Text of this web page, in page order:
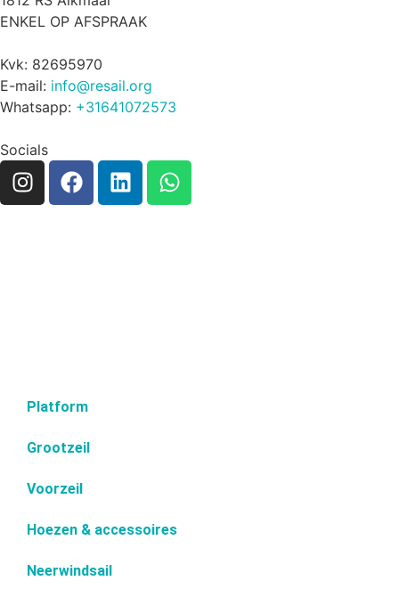
ENKEL OP AFSPRAAK
Kvk: 82695970
E-mail: info@resail.org
Whatsapp: +31641072573
Socials
Platform
Grootzeil
Voorzeil
Hoezen & accessoires
Neerwindsail